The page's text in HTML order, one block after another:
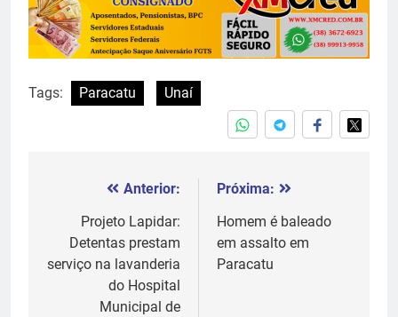
Tags: Paracatu Unaí
Navegação
Post
Anterior:
Projeto Lapidar:
Detentas prestam
serviço na lavanderia
do Hospital
Municipal de
Próxima:
Homem é baleado
em assalto em
Paracatu